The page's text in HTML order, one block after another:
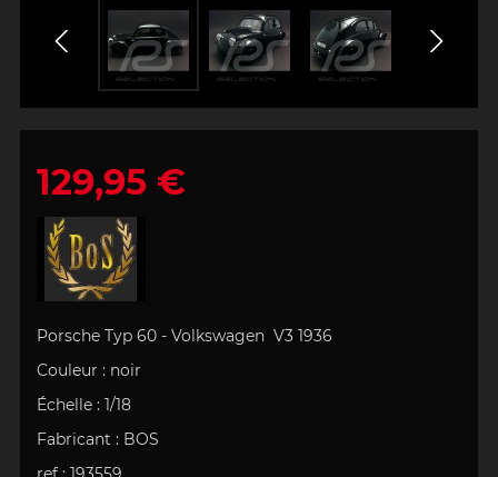
129,95 €
Porsche Typ 60 - Volkswagen V3 1936
Couleur : noir
Échelle : 1/18
Fabricant : BOS
ref : 193559